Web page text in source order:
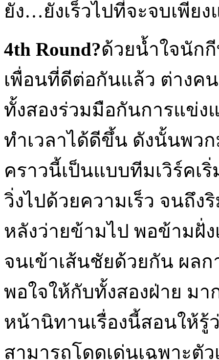
ยัง…ยังเร็วไปที่จะจบเพีย
4th Round?ด้วยน้ำใจนักกี
เพื่อนที่ดีต่อกันแล้ว ต่างค
ทั้งสองร่วมมือกันการแข่ง
ทำเวลาได้ดีขึ้น ดังนั้นพว
คราวนี้เป็นแบบทีมเวิร์คเ
วิ่งไปด้วยความเร็ว จนถึง
หลังว่ายข้ามไป พอข้ามฝั่ง
จนเข้าเส้นชัยด้วยกัน ผล
พอใจให้กับทั้งสองฝ่าย ม
หน้านิทานเรื่องนี้สอนให้
สามารถโดดเด่นเฉพาะตั